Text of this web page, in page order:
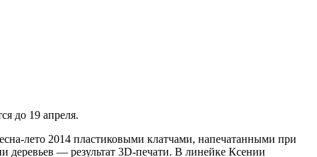
до 19 апреля.
лето 2014 пластиковыми клатчами, напечатанными при
— результат 3D-печати. В линейке Ксении